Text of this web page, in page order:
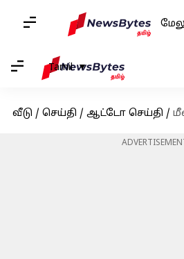
Tamil
வீடு / செய்தி / ஆட்டோ செய்தி / மீண்டும்